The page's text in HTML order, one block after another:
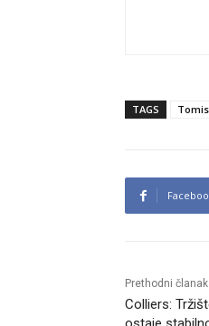
TAGS
Prethodni članak
Colliers: